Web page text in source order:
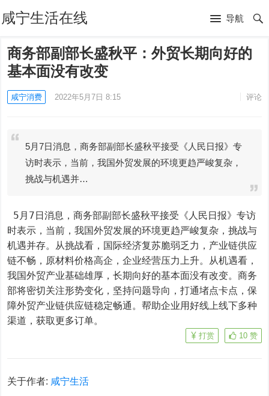
咸宁生活在线 导航
商务部副部长盛秋平：外贸长期向好的
基本面没有改变
咸宁消费 2022年5月7日 8:15 评论
5月7日消息，商务部副部长盛秋平接受《人民日报》专
访时表示，当前，我国外贸发展的环境更趋严峻复杂，
挑战与机遇并…
时表示，当前，我国外贸发展的环境更趋严峻复杂，挑战与
机遇并存。从挑战看，国际经济复苏脆弱乏力，产业链供应
链不畅，原材料价格高企，企业经营压力上升。从机遇看，
我国外贸产业基础雄厚，长期向好的基本面没有改变。商务
部将密切关注形势变化，坚持问题导向，打通堵点卡点，保
障外贸产业链供应链稳定畅通。帮助企业用好线上线下多种
渠道，获取更多订单。
10 赞
打赏
关于作者: 咸宁生活